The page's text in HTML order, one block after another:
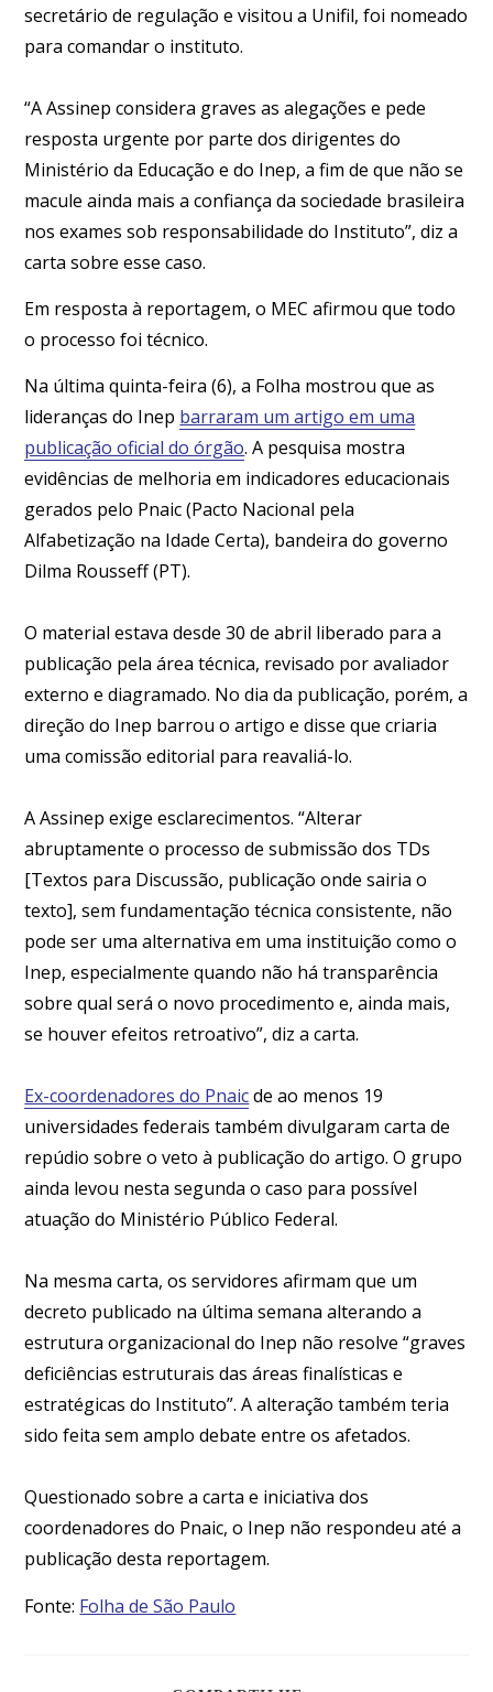
secretário de regulação e visitou a Unifil, foi nomeado
para comandar o instituto.
“A Assinep considera graves as alegações e pede
resposta urgente por parte dos dirigentes do
Ministério da Educação e do Inep, a fim de que não se
macule ainda mais a confiança da sociedade brasileira
nos exames sob responsabilidade do Instituto”, diz a
carta sobre esse caso.
Em resposta à reportagem, o MEC afirmou que todo
o processo foi técnico.
Na última quinta-feira (6), a Folha mostrou que as
lideranças do Inep barraram um artigo em uma
publicação oficial do órgão. A pesquisa mostra
evidências de melhoria em indicadores educacionais
gerados pelo Pnaic (Pacto Nacional pela
Alfabetização na Idade Certa), bandeira do governo
Dilma Rousseff (PT).
O material estava desde 30 de abril liberado para a
publicação pela área técnica, revisado por avaliador
externo e diagramado. No dia da publicação, porém, a
direção do Inep barrou o artigo e disse que criaria
uma comissão editorial para reavaliá-lo.
A Assinep exige esclarecimentos. “Alterar
abruptamente o processo de submissão dos TDs
[Textos para Discussão, publicação onde sairia o
texto], sem fundamentação técnica consistente, não
pode ser uma alternativa em uma instituição como o
Inep, especialmente quando não há transparência
sobre qual será o novo procedimento e, ainda mais,
se houver efeitos retroativo”, diz a carta.
Ex-coordenadores do Pnaicde ao menos 19
universidades federais também divulgaram carta de
repúdio sobre o veto à publicação do artigo. O grupo
ainda levou nesta segunda o caso para possível
atuação do Ministério Público Federal.
Na mesma carta, os servidores afirmam que um
decreto publicado na última semana alterando a
estrutura organizacional do Inep não resolve “graves
deficiências estruturais das áreas finalísticas e
estratégicas do Instituto”. A alteração também teria
sido feita sem amplo debate entre os afetados.
Questionado sobre a carta e iniciativa dos
coordenadores do Pnaic, o Inep não respondeu até a
publicação desta reportagem.
Fonte: Folha de São Paulo